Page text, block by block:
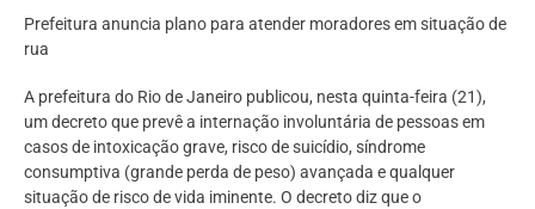
Prefeitura anuncia plano para atender moradores em situação de
rua
A prefeitura do Rio de Janeiro publicou, nesta quinta-feira (21),
um decreto que prevê a internação involuntária de pessoas em
casos de intoxicação grave, risco de suicídio, síndrome
consumptiva (grande perda de peso) avançada e qualquer
situação de risco de vida iminente. O decreto diz que o